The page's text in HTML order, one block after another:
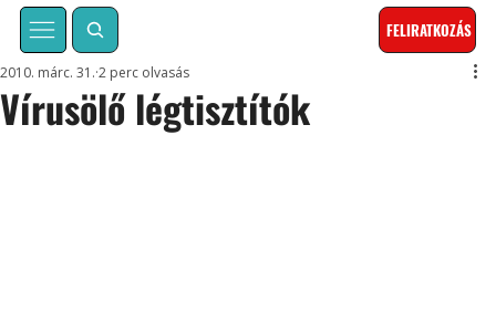
FELIRATKOZÁS
Vírusölő légtisztítók
2010. márc. 31. 2 perc olvasás